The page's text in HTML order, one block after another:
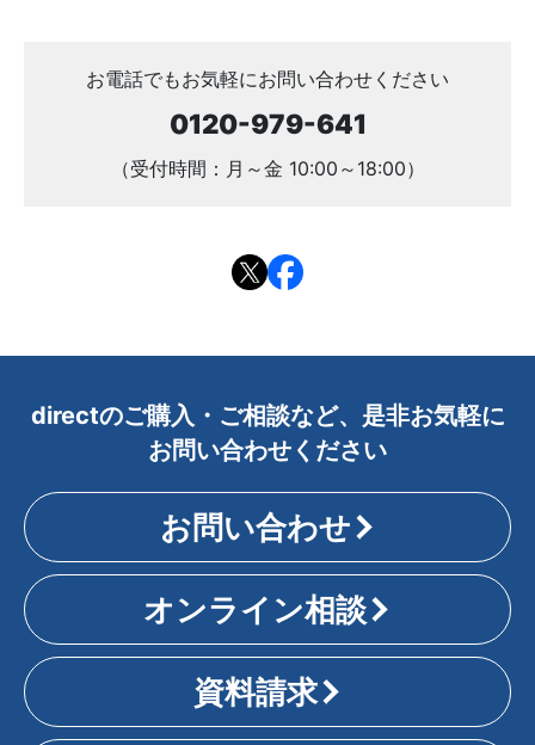
お電話でもお気軽にお問い合わせください
0120-979-641
（受付時間：月～金 10:00～18:00）
directのご購入・ご相談など、是非お気軽に
お問い合わせください
お問い合わせ
オンライン相談
資料請求